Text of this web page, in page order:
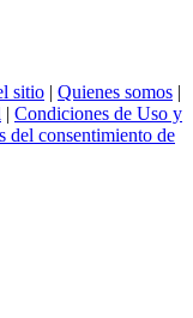
sitio | Quienes somos |
| Condiciones de Uso y
del consentimiento de